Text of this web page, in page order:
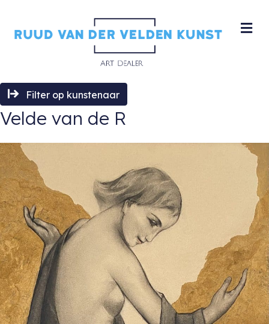
Filter op kunstenaar
Velde van de R